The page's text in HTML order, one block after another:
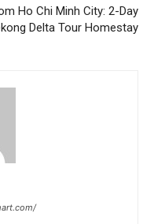
Ho Chi Minh City: 2-Day
Delta Tour Homestay